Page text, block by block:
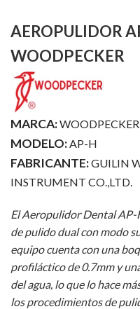
AEROPULIDOR
WOODPECKER
MARCA:WOODPECKER
MODELO: AP-H
FABRICANTE:GUILIN
INSTRUMENT CO.,LTD.
El Aeropulidor Dental AP-
de pulido dual con modo
equipo cuenta con una
profiláctico de 0.7mm y
del agua, lo que lo hace
los procedimientos de